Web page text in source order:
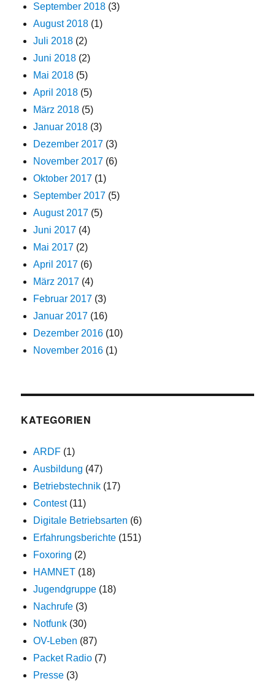
September 2018 (3)
August 2018 (1)
Juli 2018 (2)
Juni 2018 (2)
Mai 2018 (5)
April 2018 (5)
März 2018 (5)
Januar 2018 (3)
Dezember 2017 (3)
November 2017 (6)
Oktober 2017 (1)
September 2017 (5)
August 2017 (5)
Juni 2017 (4)
Mai 2017 (2)
April 2017 (6)
März 2017 (4)
Februar 2017 (3)
Januar 2017 (16)
Dezember 2016 (10)
November 2016 (1)
KATEGORIEN
ARDF (1)
Ausbildung (47)
Betriebstechnik (17)
Contest(11)
Digitale Betriebsarten (6)
Erfahrungsberichte (151)
Foxoring (2)
HAMNET (18)
Jugendgruppe (18)
Nachrufe (3)
Notfunk (30)
OV-Leben (87)
Packet Radio (7)
Presse (3)